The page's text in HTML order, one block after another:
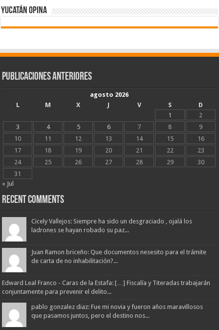
Yucatán Opina
Publicaciones Anteriores
agosto 2026
L
M X J V S
D
1
2
3
4 5 6 7 8
9
10
11 12 13 14 15
16
17
18 19 20 21 22
23
24
25 26 27 28 29
30
31
« Jul
Recent Comments
Cicely Vallejos: Siempre ha sido un desgraciado , ojalá los
ladrones se hayan robado su paz...
Juan Ramon briceño: Que documentos nesesito para el trámite
de carta de no inhabilitación?...
Edward Leal Franco - Caras de la Estafa: […] Fiscalía y Titeradas trabajarán
conjuntamente para prevenir el delito...
pablo gonzalez diaz: Fue mi novia y fueron años maravillosos
que pasamos juntos, pero el destino nos...